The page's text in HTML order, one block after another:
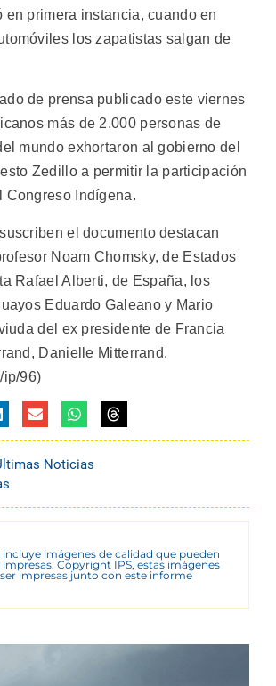
en primera instancia, cuando en
los zapatistas salgan de
de prensa publicado este viernes
más de 2.000 personas de
mundo exhortaron al gobierno del
Zedillo a permitir la participación
Congreso Indígena.
el documento destacan
Noam Chomsky, de Estados
Rafael Alberti, de España, los
Eduardo Galeano y Mario
del ex presidente de Francia
Danielle Mitterrand.
ip/96)
Noticias
imágenes de calidad que pueden
impresas. Copyright IPS, estas imágenes
impresas junto con este informe